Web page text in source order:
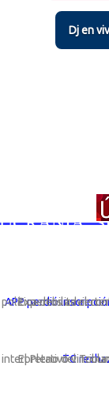
Dj en
Expertos advierten que la desaparición
TC